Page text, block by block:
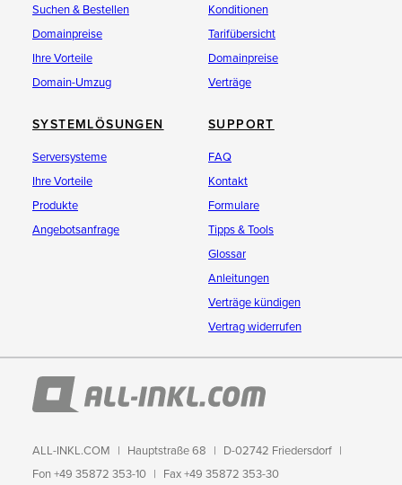
Suchen & Bestellen
Domainpreise
Ihre Vorteile
Domain-Umzug
Konditionen
Tarifübersicht
Domainpreise
Verträge
SYSTEMLÖSUNGEN
Serversysteme
Ihre Vorteile
Produkte
Angebotsanfrage
SUPPORT
FAQ
Kontakt
Formulare
Tipps & Tools
Glossar
Anleitungen
Verträge kündigen
Vertrag widerrufen
ALL-INKL.COM Hauptstraße 68
D-02742 Friedersdorf
Fon +49 35872 353-10
Fax +49 35872 353-30